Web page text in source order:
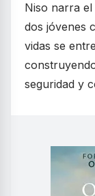
Niso narra
dos jóvenes
vidas se
seguridad y